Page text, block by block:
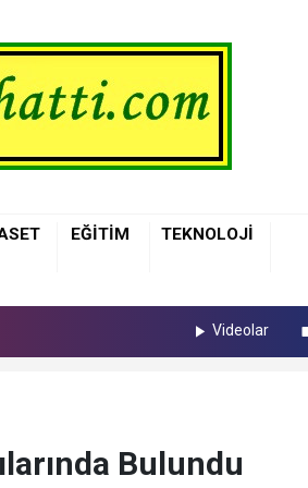
EĞİTİM TEKNOLOJİ
Videolar
Bulundu